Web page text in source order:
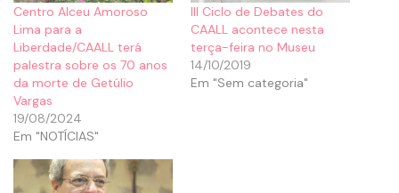
Centro Alceu Amoroso
Lima para a
Liberdade/CAALL terá
palestra sobre os 70 anos
da morte de Getúlio
Vargas
19/08/2024
Em "NOTÍCIAS"
III Ciclo de Debates do
CAALL acontece nesta
terça-feira no Museu
14/10/2019
Em "Sem categoria"